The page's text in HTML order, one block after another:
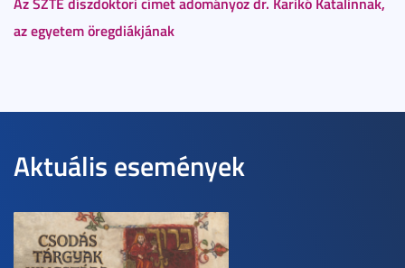
az egyetem öregdiákjának
Aktuális események